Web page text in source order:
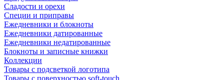
Сладости и орехи
Специи и приправы
Ежедневники и блокноты
Ежедневники датированные
Ежедневники недатированные
Блокноты и записные книжки
Коллекции
Товары с подсветкой логотипа
Товары с поверхностью soft-touch